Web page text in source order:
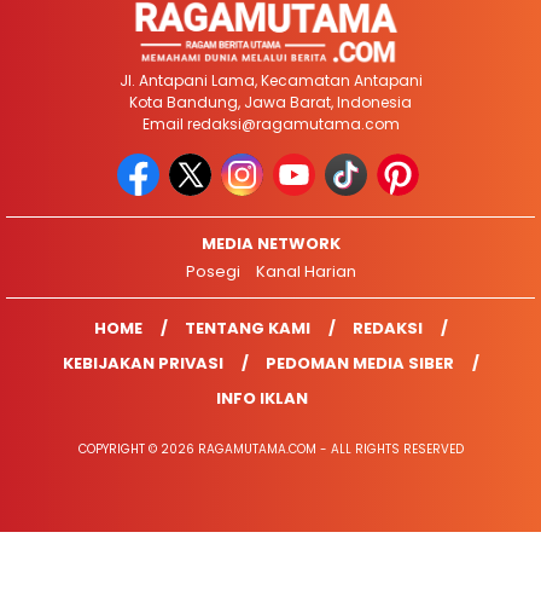
Jl. Antapani Lama, Kecamatan Antapani
Kota Bandung, Jawa Barat, Indonesia
Email redaksi@ragamutama.com
MEDIA NETWORK
Posegi
Kanal Harian
HOME TENTANG KAMI
REDAKSI
KEBIJAKAN PRIVASI
PEDOMAN MEDIA SIBER
INFO IKLAN
COPYRIGHT © 2026 RAGAMUTAMA.COM - ALL RIGHTS RESERVED